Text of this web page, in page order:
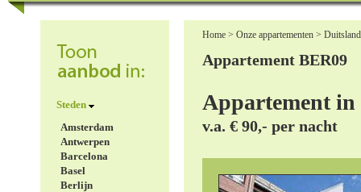
Steden
Amsterdam
Antwerpen
Barcelona
Basel
Berlijn
Home > Onze appartementen > Duitsland
Appartement BER09
Appartement
v.a. € 90,- per nacht